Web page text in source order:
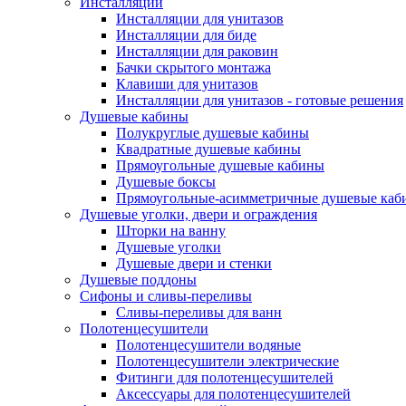
Инсталляции для унитазов
Инсталляции для биде
Инсталляции для раковин
Бачки скрытого монтажа
Клавиши для унитазов
Инсталляции для унитазов - готовые решения
Душевые кабины
Полукруглые душевые кабины
Квадратные душевые кабины
Прямоугольные душевые кабины
Душевые боксы
Прямоугольные-асимметричные душевые
Душевые уголки, двери и ограждения
Шторки на ванну
Душевые уголки
Душевые двери и стенки
Душевые поддоны
Сифоны и сливы-переливы
Сливы-переливы для ванн
Полотенцесушители
Полотенцесушители водяные
Полотенцесушители электрические
Фитинги для полотенцесушителей
Аксессуары для полотенцесушителей